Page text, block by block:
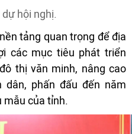
hội nghị.
tảng quan trọng để địa
các mục tiêu phát triển
thị văn minh, nâng cao
dân, phấn đấu đến năm
mẫu của tỉnh.